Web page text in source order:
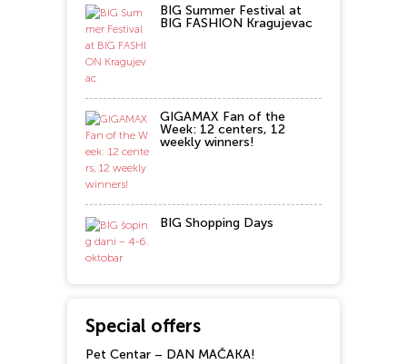
BIG Summer Festival at
BIG FASHION Kragujevac
GIGAMAX Fan of the
Week: 12 centers, 12
weekly winners!
BIG Shopping Days
Special offers
Pet Centar – DAN MAČAKA!